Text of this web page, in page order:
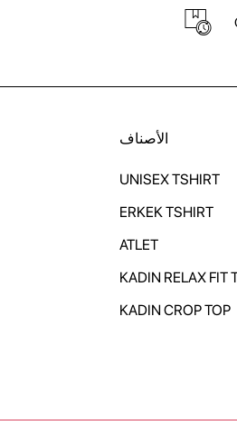
الأصناف
UNISEX TSHIRT
ERKEK TSHIRT
ATLET
KADIN RELAX FIT
KADIN CROP TOP